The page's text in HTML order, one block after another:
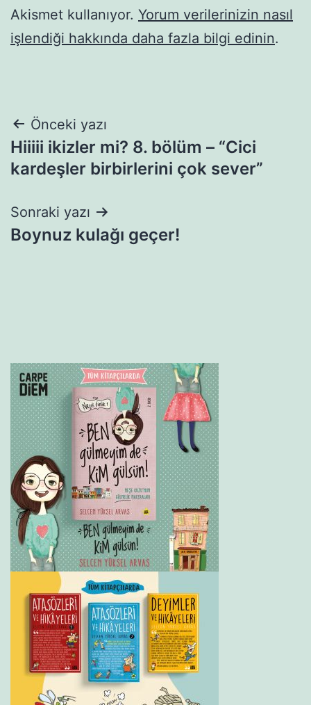
Akismet kullanıyor. Yorum verilerinizin nasıl
işlendiği hakkında daha fazla bilgi edinin.
Yazı
gezinmesi
Önceki yazı
Hiiiii ikizler mi? 8. bölüm – “Cici
kardeşler birbirlerini çok sever”
Sonraki yazı
Boynuz kulağı geçer!